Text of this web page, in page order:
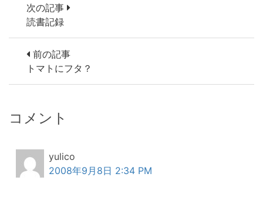
次の記事
読書記録
前の記事
トマトにフタ？
コメント
yulico
2008年9月8日 2:34 PM